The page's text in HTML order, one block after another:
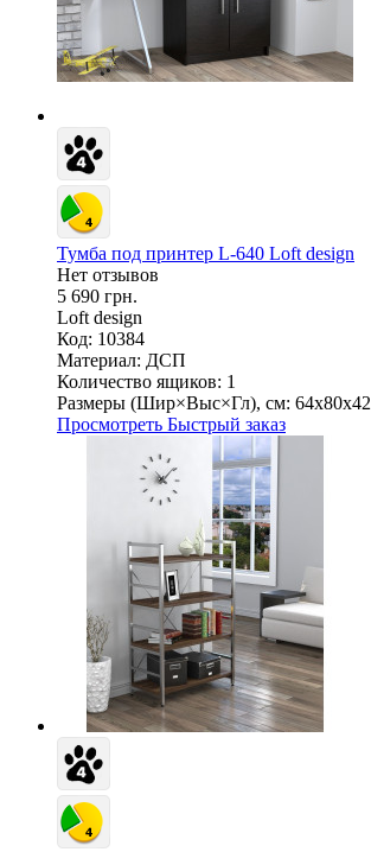
Тумба под принтер L-640 Loft design
Нет отзывов
5 690 грн.
Loft design
Код: 10384
Материал: ДСП
Количество ящиков: 1
Размеры (Шир×Выс×Гл), см: 64х80х42
Просмотреть Быстрый заказ